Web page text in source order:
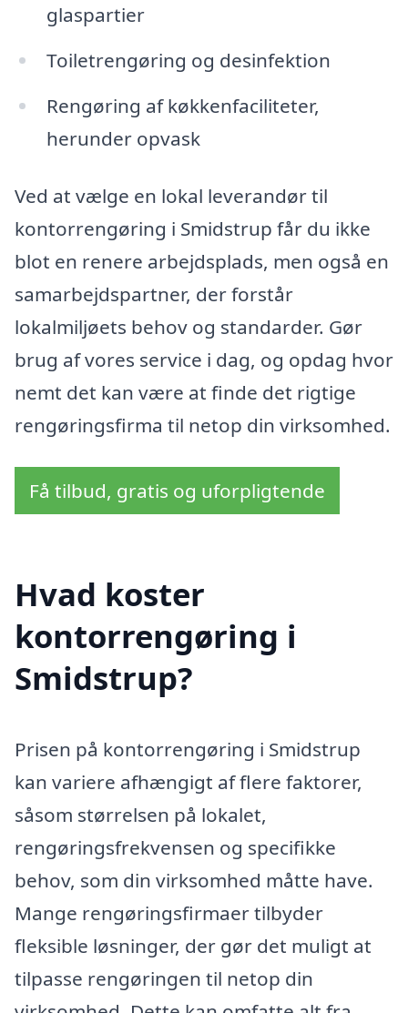
glaspartier
Toiletrengøring og desinfektion
Rengøring af køkkenfaciliteter,
herunder opvask
Ved at vælge en lokal leverandør til
kontorrengøring i Smidstrup får du ikke
blot en renere arbejdsplads, men også en
samarbejdspartner, der forstår
lokalmiljøets behov og standarder. Gør
brug af vores service i dag, og opdag hvor
nemt det kan være at finde det rigtige
rengøringsfirma til netop din virksomhed.
Få tilbud, gratis og uforpligtende
Hvad koster
kontorrengøring i
Smidstrup?
Prisen på kontorrengøring i Smidstrup
kan variere afhængigt af flere faktorer,
såsom størrelsen på lokalet,
rengøringsfrekvensen og specifikke
behov, som din virksomhed måtte have.
Mange rengøringsfirmaer tilbyder
fleksible løsninger, der gør det muligt at
tilpasse rengøringen til netop din